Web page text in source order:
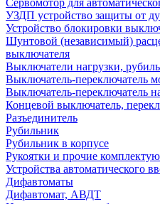
Сервомотор для
УЗДП устройство защиты от
Устройство блокировки
Шунтовой (независимый)
выключателя
Выключатели нагрузки,
Выключатель-переключатель
Выключатель-переключатель
Концевой выключатель,
Разъединитель
Рубильник
Рубильник в корпусе
Рукоятки и прочие
Устройства автоматического
Дифавтоматы
Дифавтомат, АВДТ